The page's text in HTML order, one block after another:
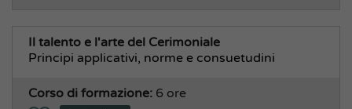
Il talento e l'arte del Cerimoniale
Principi applicativi, norme e consuetudini
Corso di formazione: 6 ore